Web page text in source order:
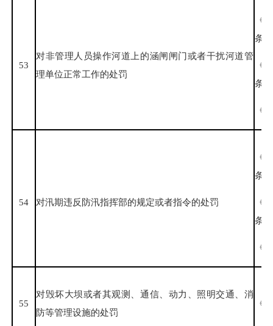
53
对非管理人员操作河道上的涵闸闸门或者干扰河道管
理单位正常工作的处罚
《
条
《
条
《
54 对汛期违反防汛指挥部的规定或者指令的处罚
《
条
《
条
《
55
对毁坏大坝或者其观测、通信、动力、照明交通、消
防等管理设施的处罚
《